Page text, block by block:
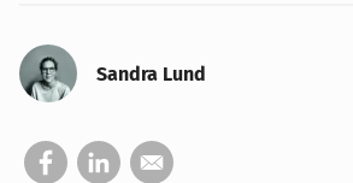
Sandra Lund